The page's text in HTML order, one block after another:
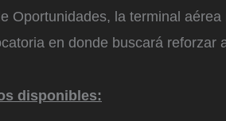
Oportunidades, la terminal aérea
en donde buscará reforzar
disponibles: